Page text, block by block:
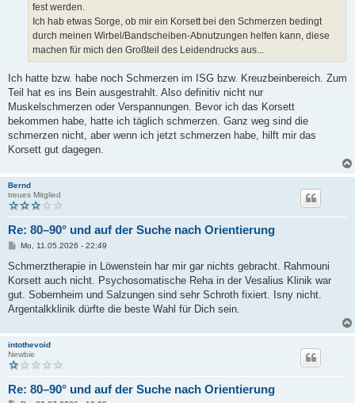
fest werden.
Ich hab etwas Sorge, ob mir ein Korsett bei den Schmerzen bedingt
durch meinen Wirbel/Bandscheiben-Abnutzungen helfen kann, diese
machen für mich den Großteil des Leidendrucks aus...
Ich hatte bzw. habe noch Schmerzen im ISG bzw. Kreuzbeinbereich. Zum
Teil hat es ins Bein ausgestrahlt. Also definitiv nicht nur
Muskelschmerzen oder Verspannungen. Bevor ich das Korsett
bekommen habe, hatte ich täglich schmerzen. Ganz weg sind die
schmerzen nicht, aber wenn ich jetzt schmerzen habe, hilft mir das
Korsett gut dagegen.
Bernd
treues Mitglied
Re: 80–90° und auf der Suche nach Orientierung
B
i
r
a
Mo, 11.05.2026 - 22:49
Schmerztherapie in Löwenstein har mir gar nichts gebracht. Rahmouni
Korsett auch nicht. Psychosomatische Reha in der Vesalius Klinik war
gut. Sobernheim und Salzungen sind sehr Schroth fixiert. Isny nicht.
Argentalkklinik dürfte die beste Wahl für Dich sein.
intothevoid
Newbie
Re: 80–90° und auf der Suche nach Orientierung